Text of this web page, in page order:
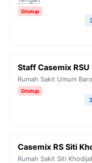
Ditutup
Staff Casemix RSU
Rumah Sakit Umum
Ditutup
Casemix RS Siti
Rumah Sakit Siti